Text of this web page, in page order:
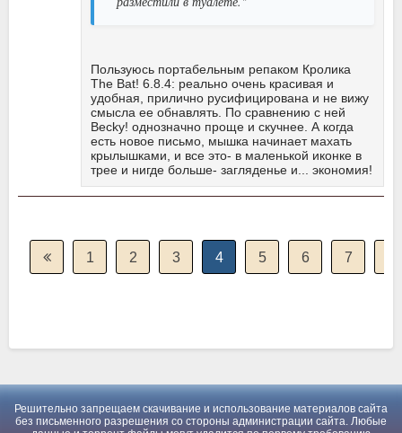
Пользуюсь портабельным репаком Кролика
The Bat! 6.8.4: реально очень красивая и
удобная, прилично русифицирована и не вижу
смысла ее обнавлять. По сравнению с ней
Becky! однозначно проще и скучнее. А когда
есть новое письмо, мышка начинает махать
крылышками, и все это- в маленькой иконке в
трее и нигде больше- загляденье и... экономия!
1 2 3 4 5 6 7
Решительно запрещаем скачивание и использование материалов сайта
без письменного разрешения со стороны администрации сайта. Любые